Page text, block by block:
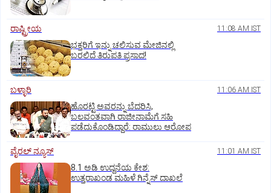
ರಾಷ್ಟ್ರೀಯ 11:08 AM IST
ಭಕ್ತರಿಗೆ ಇನ್ನು ಚಲಿಸುವ ಮೇಜಿನಲ್ಲಿ
ಬರಲಿದೆ ತಿರುಪತಿ ಪ್ರಸಾದ!
ಬಳ್ಳಾರಿ 11:06 AM IST
ಹೊರಟ್ಟಿ ಅವರನ್ನು ಬೆದರಿಸಿ,
ಬಲವಂತವಾಗಿ ರಾಜೀನಾಮೆಗೆ ಸಹಿ
ಪಡೆದುಕೊಂಡಿದ್ದಾರೆ: ರಾಮುಲು ಆರೋಪ
ವೈರಲ್ ನ್ಯೂಸ್ 11:01 AM IST
8.1 ಅಡಿ ಉದ್ದನೆಯ ಕೇಶ:
ಉತ್ತರಾಖಂಡ ಮಹಿಳೆ ಗಿನ್ನೆಸ್‌ ದಾಖಲೆ